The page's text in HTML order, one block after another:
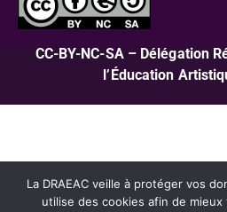
CC-BY-NC-SA – Délégation
l’Éducation
La DRAEAC veille à protéger vos
utilise des cookies afin de